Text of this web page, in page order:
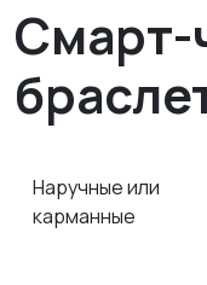
Смарт-
Наручные или
карманные